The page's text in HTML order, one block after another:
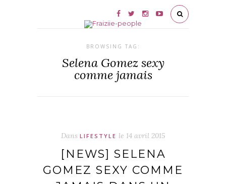
BROWSING TAG:
Selena Gomez sexy
comme jamais
Dans LIFESTYLE le 14 avril 2015
[NEWS] SELENA
GOMEZ SEXY COMME